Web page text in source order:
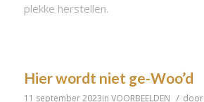
plekke herstellen.
Hier wordt niet ge-Woo’d
11 september 2023in VOORBEELDEN / door